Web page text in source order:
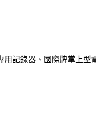
用記錄器、國際牌掌上型